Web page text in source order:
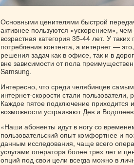
Основными ценителями быстрой
активнее пользуются «ускорением»,
возрастная категория 35-44 лет. У
потребления контента, а интернет —
решения задач как в офисе, так и в
вне зависимости от пола
Samsung.
Интересно, что среди челябинцев
интернет-скорости стали
Каждое пятое подключение
возможности устраивают Дев и
«Наши абоненты идут в ногу со
пользовательский опыт комфортнее и
данным исследования, чаще всего
услугами оператора более трех лет и
опций под свои цели всегда можно в